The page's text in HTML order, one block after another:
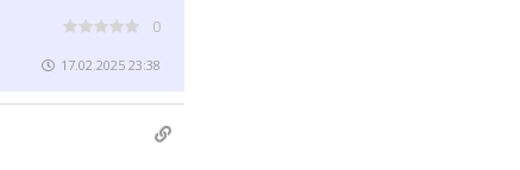
0
17.02.2025 23:38